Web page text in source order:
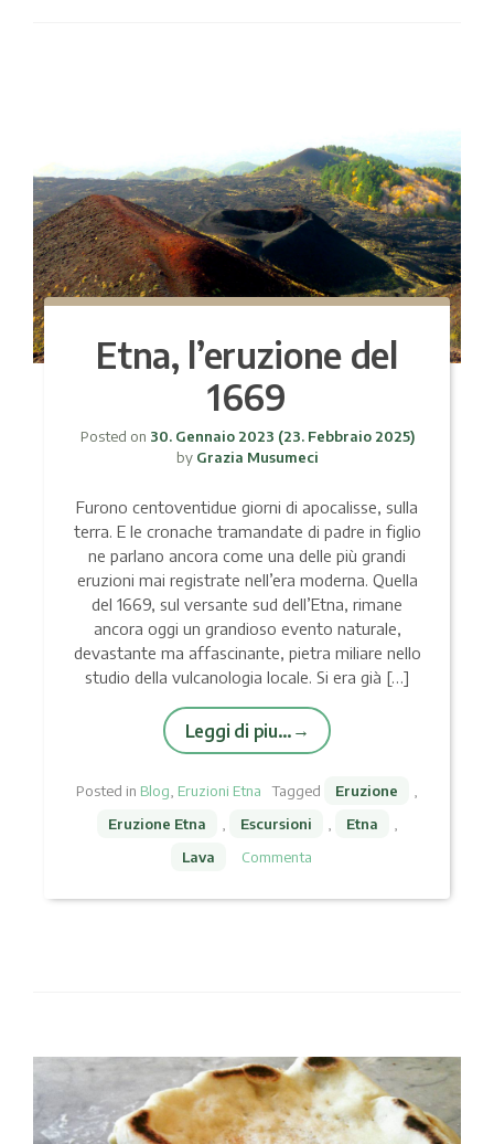
Etna, l’eruzione del
1669
Posted on 30. Gennaio 2023 (23. Febbraio 2025)
byGrazia Musumeci
Furono centoventidue giorni di apocalisse, sulla
terra. E le cronache tramandate di padre in figlio
ne parlano ancora come una delle più grandi
eruzioni mai registrate nell’era moderna. Quella
del 1669, sul versante sud dell’Etna, rimane
ancora oggi un grandioso evento naturale,
devastante ma affascinante, pietra miliare nello
studio della vulcanologia locale. Si era già […]
Leggi di piu…
Posted in Blog Eruzioni Etna Tagged Eruzione
Eruzione Etna
Escursioni Etna
Lava
Commenta